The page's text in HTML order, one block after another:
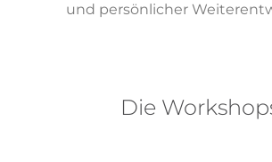
und persönlicher
Die